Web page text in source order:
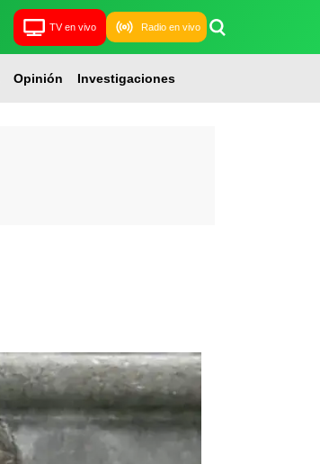
TV en vivo Radio en vivo
Opinión Investigaciones